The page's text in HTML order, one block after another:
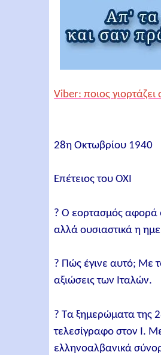
Viber: ποιος
28η Οκτωβρίου 1940
Επέτειος του OXI
? Ο εορτασμός αφορά
αλλά ουσιαστικά η
? Πώς έγινε αυτό; Με
αξιώσεις των Ιταλών.
? Τα ξημερώματα της
τελεσίγραφο στον Ι.
ελληνοαλβανικά